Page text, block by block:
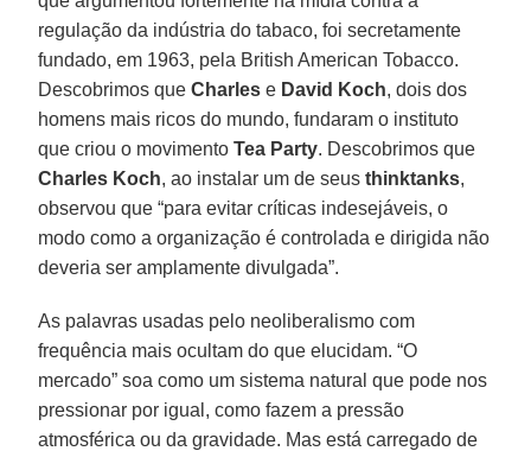
regulação da indústria do tabaco, foi secretamente
fundado, em 1963, pela British American Tobacco.
Descobrimos queCharles e David Koch, dois dos
homens mais ricos do mundo, fundaram o instituto
que criou o movimentoTea Party. Descobrimos que
Charles Koch, ao instalar um de seusthinktanks,
observou que “para evitar críticas indesejáveis, o
modo como a organização é controlada e dirigida não
deveria ser amplamente divulgada”.
As palavras usadas pelo neoliberalismo com
frequência mais ocultam do que elucidam. “O
mercado” soa como um sistema natural que pode nos
pressionar por igual, como fazem a pressão
atmosférica ou da gravidade. Mas está carregado de